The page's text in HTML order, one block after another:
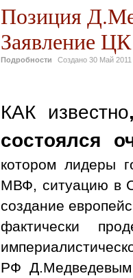
Позиция
Заявление
Подробности Создано 30 Май 2011
КАК известно
состоялся
котором лидеры
МВФ, ситуацию в
создание
фактически
РФ Д.Медведевым